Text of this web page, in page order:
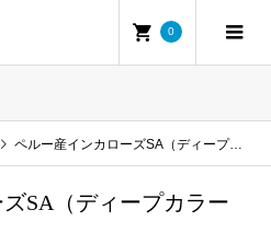
0
ペルー産インカローズSA（ディープカラーストライプ）＆ボタンカット・ペンダントトップ
SA（ディープカラー